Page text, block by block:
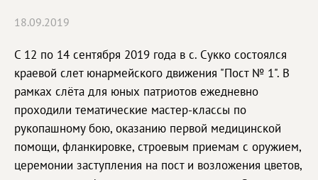
18.09.2019
С 12 по 14 сентября 2019 года в с. Сукко состоялся
краевой слет юнармейского движения "Пост № 1". В
рамках слёта для юных патриотов ежедневно
проходили тематические мастер-классы по
рукопашному бою, оказанию первой медицинской
помощи, фланкировке, строевым приемам с оружием,
церемонии заступления на пост и возложения цветов,